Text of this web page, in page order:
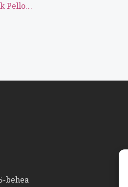
Pello…
behea